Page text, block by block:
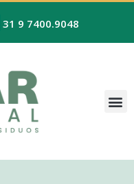
31 9 7400.9048